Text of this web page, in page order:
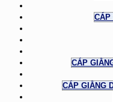
CÁP
CÁP
CÁP GIẰNG